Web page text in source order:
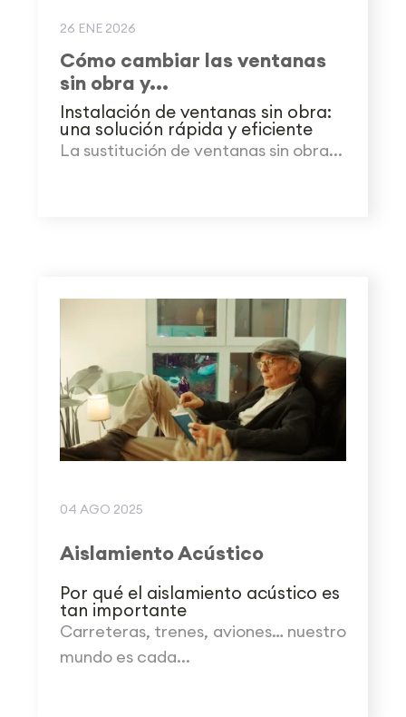
26 ENE 2026
Cómo cambiar las ventanas
sin obra y...
Instalación de ventanas sin obra:
una solución rápida y eficiente
La sustitución de ventanas sin obra...
04 AGO 2025
Aislamiento Acústico
Por qué el aislamiento acústico es
tan importante
Carreteras, trenes, aviones… nuestro
mundo es cada...